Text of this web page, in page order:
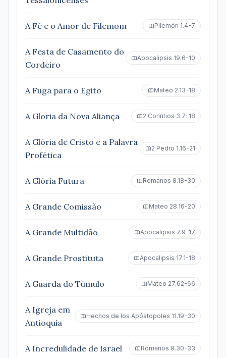
A Fé e o Amor de Filemom Pilemón 1.4-7
A Festa de Casamento do
Cordeiro
Apocalipsis 19.6-10
A Fuga para o Egito Mateo 2.13-18
A Gloria da Nova Aliança 2 Corintios 3.7-18
A Glória de Cristo e a Palavra
Profética
2 Pedro 1.16-21
A Glória Futura Romanos 8.18-30
A Grande Comissão Mateo 28.16-20
A Grande Multidão Apocalipsis 7.9-17
A Grande Prostituta Apocalipsis 17.1-18
A Guarda do Túmulo Mateo 27.62-66
A Igreja em
Antioquia
Hechos de los Apóstopoles 11.19-30
A Incredulidade de Israel Romanos 9.30-33